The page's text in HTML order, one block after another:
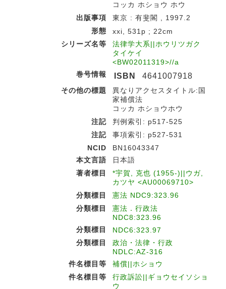
コッカ ホショウ ホウ
出版事項
東京 : 有斐閣 , 1997.2
形態
xxi, 531p ; 22cm
シリーズ名等
法律学大系||ホウリツガク
タイケイ
<BW02011319>//a
巻号情報
ISBN 4641007918
その他の標題
異なりアクセスタイトル:国
家補償法
コッカ ホショウホウ
注記
判例索引: p517-525
注記
事項索引: p527-531
NCID
BN16043347
本文言語
日本語
著者標目
*宇賀, 克也 (1955-)||ウガ,
カツヤ <AU00069710>
分類標目
憲法 NDC9:323.96
分類標目
憲法．行政法
NDC8:323.96
分類標目
NDC6:323.97
分類標目
政治・法律・行政
NDLC:AZ-316
件名標目等
補償||ホショウ
件名標目等
行政訴訟||ギョウセイソショ
ウ